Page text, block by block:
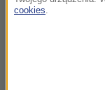
cookies.